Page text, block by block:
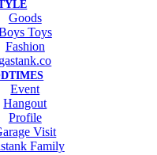
Goods
Toys
Fashion
gastank.co
Event
Hangout
Profile
Visit
Family